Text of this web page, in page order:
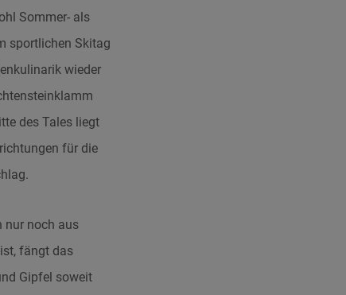
Sommer- als
sportlichen Skitag
wieder
des Tales liegt
für die
nur noch aus
fängt das
Gipfel soweit